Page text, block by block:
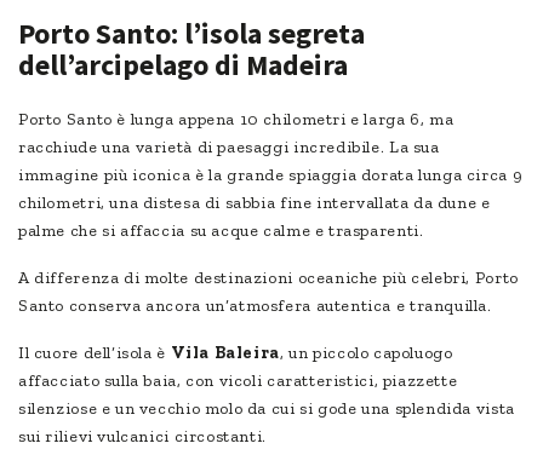
Porto Santo: l’isola segreta
dell’arcipelago di Madeira
Porto Santo è lunga appena 10 chilometri e larga 6, ma
racchiude una varietà di paesaggi incredibile. La sua
immagine più iconica è la grande spiaggia dorata lunga circa 9
chilometri, una distesa di sabbia fine intervallata da dune e
palme che si affaccia su acque calme e trasparenti.
A differenza di molte destinazioni oceaniche più celebri, Porto
Santo conserva ancora un’atmosfera autentica e tranquilla.
Il cuore dell’isola è Vila Baleira, un piccolo capoluogo
affacciato sulla baia, con vicoli caratteristici, piazzette
silenziose e un vecchio molo da cui si gode una splendida vista
sui rilievi vulcanici circostanti.